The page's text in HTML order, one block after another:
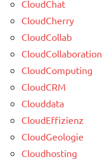
CloudChat
CloudCherry
CloudCollab
CloudCollaboration
CloudComputing
CloudCRM
Clouddata
CloudEffizienz
CloudGeologie
Cloudhosting